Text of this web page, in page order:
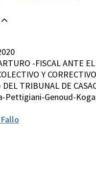
-FISCAL ANTE
Y
DEL TRIBUNAL DE
Pettigiani-Genoud-